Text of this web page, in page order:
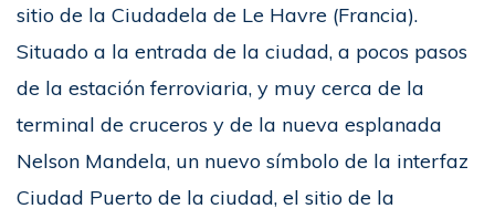
sitio de la Ciudadela de Le Havre (Francia).
Situado a la entrada de la ciudad, a pocos pasos
de la estación ferroviaria, y muy cerca de la
terminal de cruceros y de la nueva esplanada
Nelson Mandela, un nuevo símbolo de la interfaz
Ciudad Puerto de la ciudad, el sitio de la